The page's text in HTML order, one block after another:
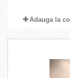
Adauga la